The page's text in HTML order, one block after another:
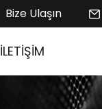
Bize Ulaşın
İLETİŞİM